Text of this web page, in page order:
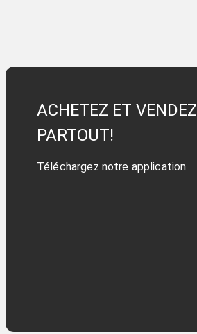
ACHETEZ ET VENDEZ
PARTOUT!
Téléchargez notre application